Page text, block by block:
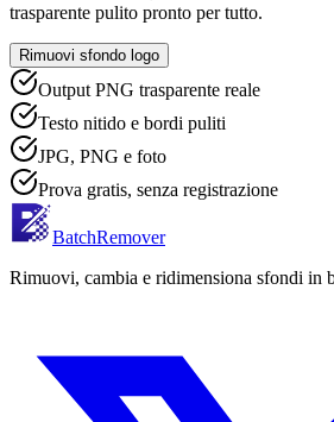
trasparente pulito pronto per tutto.
Rimuovi sfondo logo
Output PNG trasparente reale
Testo nitido e bordi puliti
JPG, PNG e foto
Prova gratis, senza registrazione
BatchRemover
Rimuovi, cambia e ridimensiona sfondi in